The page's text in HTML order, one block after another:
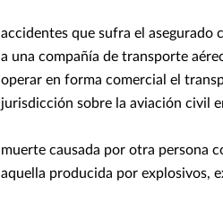
accidentes que sufra el asegurado
a una compañía de transporte
operar en forma comercial el
jurisdicción sobre la aviación civil
muerte causada por otra persona
aquella producida por explosivos,